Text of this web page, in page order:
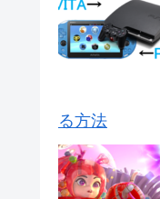
る方法